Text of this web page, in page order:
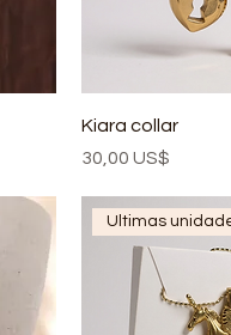
Kiara collar
Precio
30,00 US$